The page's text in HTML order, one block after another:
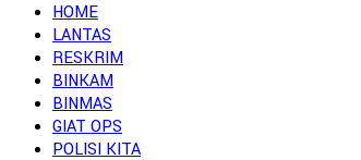
HOME
LANTAS
RESKRIM
BINKAM
BINMAS
GIAT OPS
POLISI KITA